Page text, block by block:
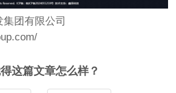
团有限公司
这篇文章怎么样？